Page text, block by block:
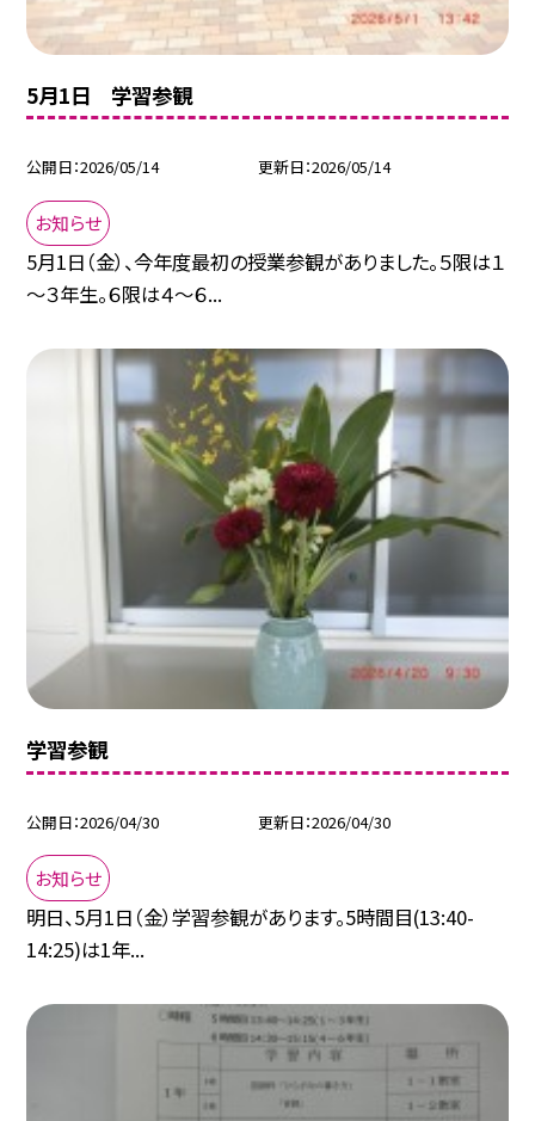
5月1日 学習参観
公開日 2026/05/14 更新日 2026/05/14
お知らせ
5月1日（金）、今年度最初の授業参観がありました。５限は１
～３年生。６限は４～６...
学習参観
公開日 2026/04/30 更新日 2026/04/30
お知らせ
明日、5月1日（金）学習参観があります。5時間目(13:40-
14:25)は1年...